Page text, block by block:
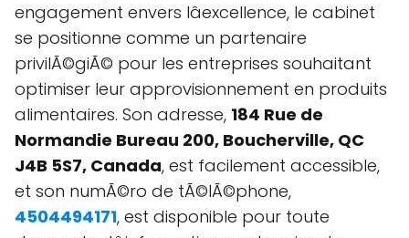
engagement envers lâexcellence, le cabinet
se positionne comme un partenaire
privilÃ©giÃ© pour les entreprises souhaitant
optimiser leur approvisionnement en produits
alimentaires. Son adresse, 184 Rue de
Normandie Bureau 200, Boucherville, QC
J4B 5S7, Canada, est facilement accessible,
et son numÃ©ro de tÃ©lÃ©phone,
4504494171, est disponible pour toute